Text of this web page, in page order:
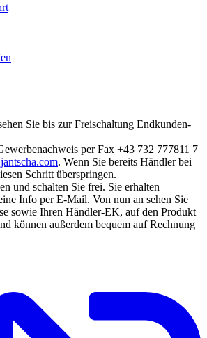
Sie bis zur Freischaltung Endkunden-
per Fax +43 732 777811 7
. Wenn Sie bereits Händler bei
Schritt überspringen.
und schalten Sie frei. Sie erhalten
Info per E-Mail. Von nun an sehen Sie
sowie Ihren Händler-EK, auf den Produkt
können außerdem bequem auf Rechnung